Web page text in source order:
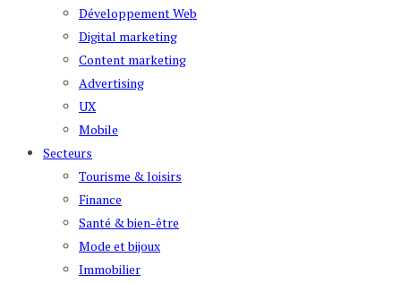
Développement Web
Digital marketing
Content marketing
Advertising
UX
Mobile
Secteurs
Tourisme & loisirs
Finance
Santé & bien-être
Mode et bijoux
Immobilier